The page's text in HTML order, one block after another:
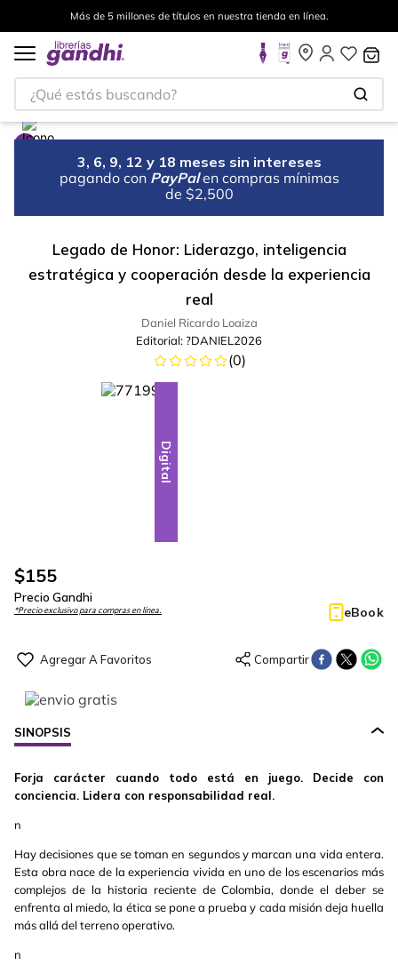
Más de 5 millones de títulos en nuestra tienda en línea.
¿Qué estás buscando?
3, 6, 9, 12 y 18 meses sin intereses
pagando con PayPal en compras mínimas
de $2,500
Legado de Honor: Liderazgo, inteligencia
estratégica y cooperación desde la experiencia
real
Daniel Ricardo Loaiza
Editorial: ?DANIEL2026
(0)
Digital
$155
Precio Gandhi
*Precio exclusivo para compras en línea. eBook
SINOPSIS
Forja carácter cuando todo está en juego. Decide con
conciencia. Lidera con responsabilidad real.
n
Hay decisiones que se toman en segundos y marcan una vida entera.
Esta obra nace de la experiencia vivida en uno de los escenarios más
complejos de la historia reciente de Colombia, donde el deber se
enfrenta al miedo, la ética se pone a prueba y cada misión deja huella
más allá del terreno operativo.
n